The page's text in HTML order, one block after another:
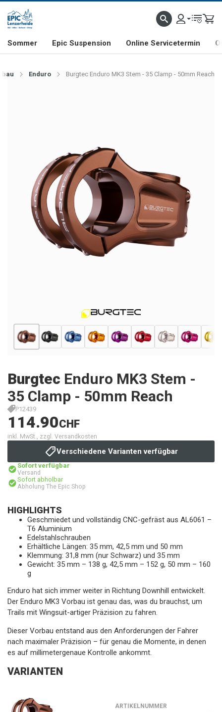
& FREERIDE-SPEZIALIST SCHWEIZER FIRMA SHOP & SHOWROOM IN
Sommer Epic Suspension Online Servicetermin
Enduro Burgtec Enduro MK3 Stem - 35 Clamp - 50mm Reach
Burgtec Enduro MK3 Stem -
35 Clamp - 50mm Reach
P12439
114.90CHF
inkl. MwSt., zzgl. Versandkosten
Verschiedene Varianten verfügbar
Sofort verfügbar
Versand
Sofort abholbar
Abholung The Epic Shop
HIGHLIGHTS
Geschmiedet und vollständig CNC-gefräst aus AL6061 –
T6 Aluminium
Edelstahlschrauben
Erhältliche Längen: 35 mm, 42,5 mm und 50 mm
Klemmung: 31,8 mm (nur Schwarz) und 35 mm
Gewicht: 35 mm – 138 g, 42,5 mm – 152 g, 50 mm – 160
g
Enduro hat sich immer weiter in Richtung Downhill entwickelt.
Der Enduro MK3 Vorbau ist genau das, was du brauchst, um
Trails mit Wingsuit-artiger Präzision zu fahren.
Dieser Vorbau entstand aus den Anforderungen der Fahrer
nach maximaler Präzision – für genau die Momente, in denen
es auf millimetergenaue Kontrolle ankommt.
VARIANTEN
ARTIKELNUMMER